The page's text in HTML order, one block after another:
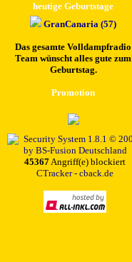
heutige Geburtstage
GranCanaria (57)
Das gesamte Volldampfradio
Team wünscht alles gute zum
Geburtstag.
Promotion
45367Angriff(e) blockiert
CTracker - cback.de